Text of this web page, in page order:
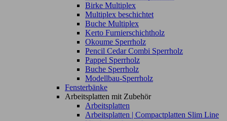
Birke Multiplex
Multiplex beschichtet
Buche Multiplex
Kerto Furnierschichtholz
Okoume Sperrholz
Pencil Cedar Combi Sperrholz
Pappel Sperrholz
Buche Sperrholz
Modellbau-Sperrholz
Fensterbänke
Arbeitsplatten mit Zubehör
Arbeitsplatten
Arbeitsplatten | Compactplatten Slim Line